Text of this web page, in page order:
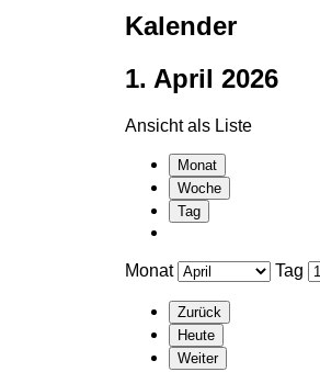
Kalender
1. April 2026
Ansicht als Liste
Monat
Woche
Tag
Monat Tag
Zurück
Heute
Weiter